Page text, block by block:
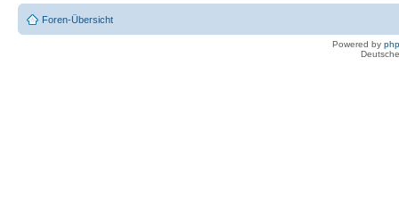
Foren-Übersicht
Powered by